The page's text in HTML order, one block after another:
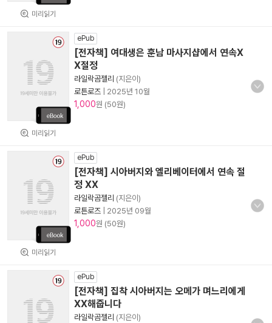
미리읽기
미리읽기
ePub
[전자책] 여대생은 훈남 마사지샵에서 연속X
X절정
라일락곰젤리 (지은이)
로튼로즈
2025년 10월
1,000원 (50원)
미리읽기
ePub
[전자책] 시아버지와 엘리베이터에서 연속 절
정 XX
라일락곰젤리 (지은이)
로튼로즈
2025년 09월
1,000원 (50원)
ePub
[전자책] 집착 시아버지는 오메가 며느리에게
XX해줍니다
라일락곰젤리 (지은이)